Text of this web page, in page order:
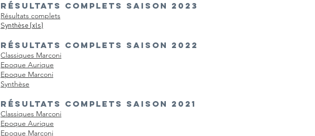
RÉSULTATS COMPLETS SAISON 2023
Résultats complets
Synthèse (xls)
RÉSULTATS COMPLETS SAISON 2022
Classiques Marconi
Epoque Aurique
Epoque Marconi
Synthèse
RÉSULTATS COMPLETS SAISON 2021
Classiques Marconi
Epoque Aurique
Epoque Marconi